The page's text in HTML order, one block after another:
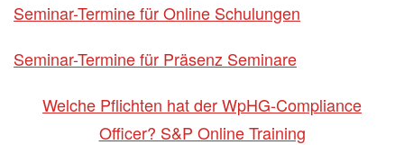
Seminar-Termine für Online Schulungen
Seminar-Termine für Präsenz Seminare
Welche Pflichten hat der WpHG-Compliance
Officer? S&P Online Training